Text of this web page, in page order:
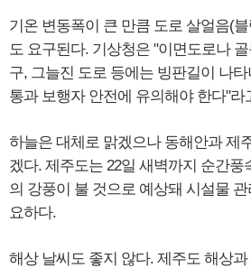
기온 변동폭이 큰 만큼 도로 살얼음(
도 요구된다. 기상청은 "이면도로나
구, 그늘진 도로 등에는 빙판길이 나
통과 보행자 안전에 유의해야 한다"라
하늘은 대체로 맑겠으나 동해안과 제
겠다. 제주도는 22일 새벽까지 순간풍
의 강풍이 불 것으로 예상돼 시설물
요하다.
해상 날씨도 좋지 않다. 제주도 해상